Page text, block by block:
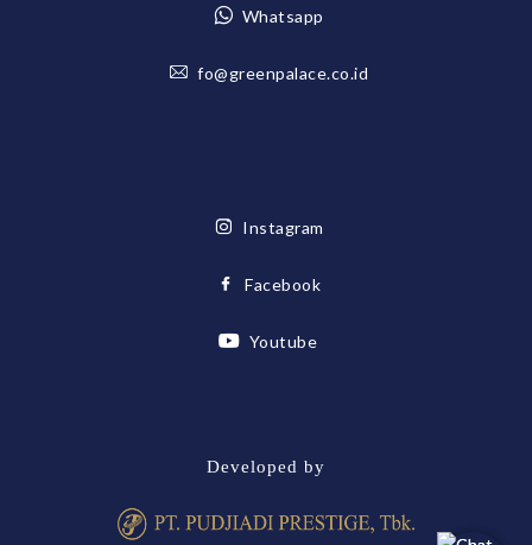
Whatsapp
fo@greenpalace.co.id
Instagram
Facebook
Youtube
Developed by